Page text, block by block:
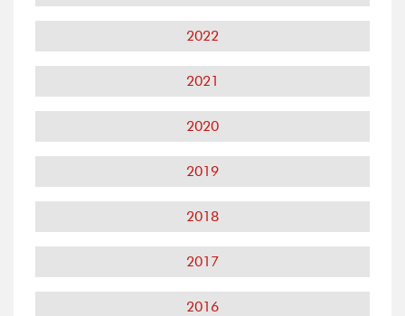
2022
2021
2020
2019
2018
2017
2016